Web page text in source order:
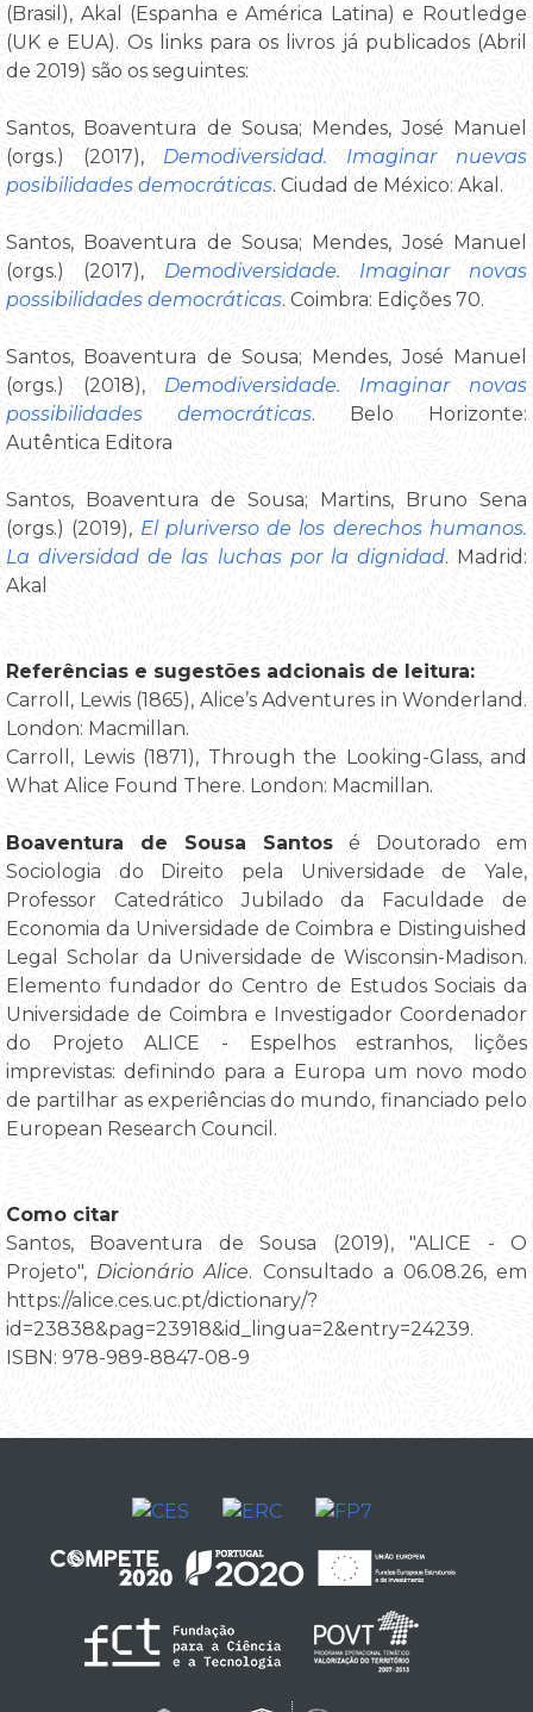
(Brasil), Akal (Espanha e América Latina) e Routledge
(UK e EUA). Os links para os livros já publicados (Abril
de 2019) são os seguintes:
Santos, Boaventura de Sousa; Mendes, José Manuel
(orgs.) (2017), Demodiversidad. Imaginar nuevas
posibilidades democráticas. Ciudad de México: Akal.
Santos, Boaventura de Sousa; Mendes, José Manuel
(orgs.) (2017), Demodiversidade. Imaginar novas
possibilidades democráticas. Coimbra: Edições 70.
Santos, Boaventura de Sousa; Mendes, José Manuel
(orgs.) (2018), Demodiversidade. Imaginar novas
possibilidades democráticas. Belo Horizonte:
Autêntica Editora
Santos, Boaventura de Sousa; Martins, Bruno Sena
(orgs.) (2019), El pluriverso de los derechos humanos.
La diversidad de las luchas por la dignidad. Madrid:
Akal
Referências e sugestões adcionais de leitura:
Carroll, Lewis (1865), Alice’s Adventures in Wonderland.
London: Macmillan.
Carroll, Lewis (1871), Through the Looking-Glass, and
What Alice Found There. London: Macmillan.
Boaventura de Sousa Santos é Doutorado em
Sociologia do Direito pela Universidade de Yale,
Professor Catedrático Jubilado da Faculdade de
Economia da Universidade de Coimbra e Distinguished
Legal Scholar da Universidade de Wisconsin-Madison.
Elemento fundador do Centro de Estudos Sociais da
Universidade de Coimbra e Investigador Coordenador
do Projeto ALICE - Espelhos estranhos, lições
imprevistas: definindo para a Europa um novo modo
de partilhar as experiências do mundo, financiado pelo
European Research Council.
Como citar
Santos, Boaventura de Sousa (2019), "ALICE - O
Projeto", Dicionário Alice. Consultado a 06.08.26, em
https://alice.ces.uc.pt/dictionary/?
id=23838&pag=23918&id_lingua=2&entry=24239.
ISBN: 978-989-8847-08-9